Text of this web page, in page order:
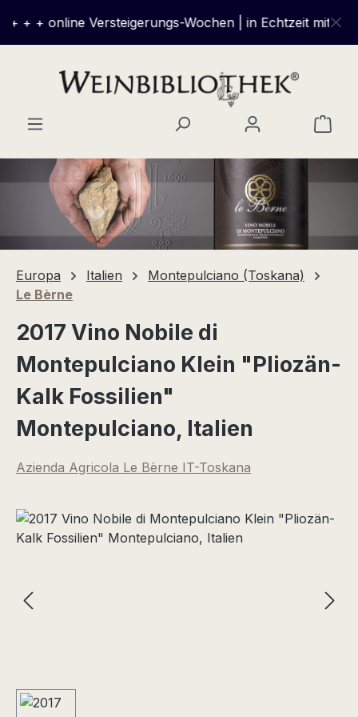
Zum Hauptinhalt springen
+ + online Versteigerungs-Wochen | in Echtzeit
Europa Italien
Montepulciano (Toskana)
Le Bèrne
2017 Vino Nobile di
Montepulciano Klein "Pliozän-
Kalk Fossilien"
Montepulciano, Italien
Azienda Agricola Le Bèrne IT-Toskana
Bildergalerie überspringen